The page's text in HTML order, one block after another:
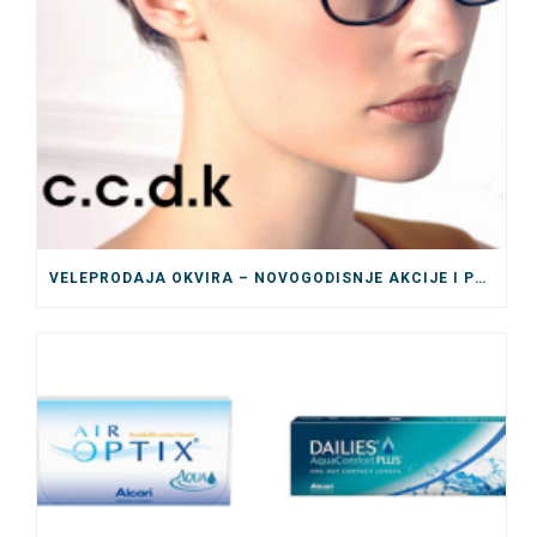
VELEPRODAJA OKVIRA – NOVOGODISNJE AKCIJE I POPUSTI